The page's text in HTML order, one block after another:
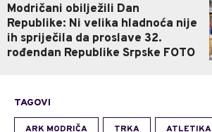
Modričani obilježili Dan
Republike: Ni velika hladnoća nije
ih spriječila da proslave 32.
rođendan Republike Srpske FOTO
TAGOVI
ARK MODRIČA TRKA ATLETIKA